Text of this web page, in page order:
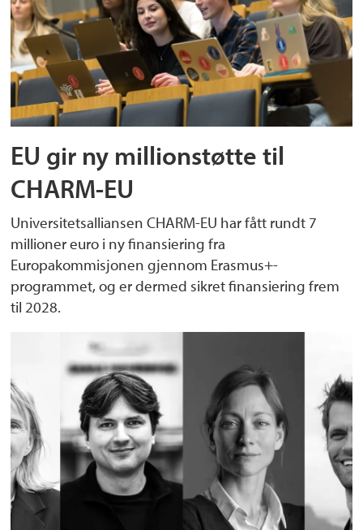
EU gir ny millionstøtte til
CHARM-EU
Universitetsalliansen CHARM-EU har fått rundt 7
millioner euro i ny finansiering fra
Europakommisjonen gjennom Erasmus+-
programmet, og er dermed sikret finansiering frem
til 2028.